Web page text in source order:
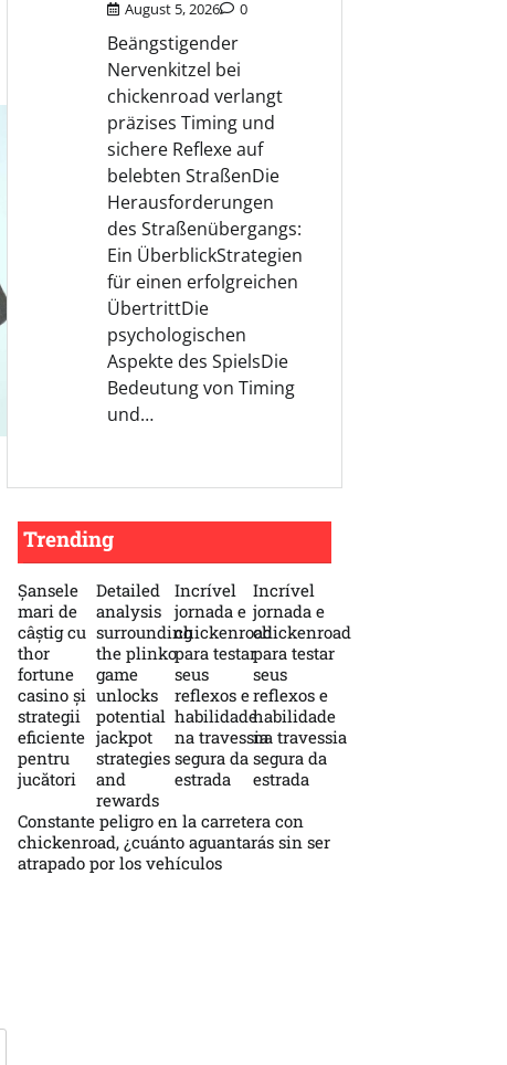
August 5, 2026 0
Beängstigender
Nervenkitzel bei
chickenroad verlangt
präzises Timing und
sichere Reflexe auf
belebten StraßenDie
Herausforderungen
des Straßenübergangs:
Ein ÜberblickStrategien
für einen erfolgreichen
ÜbertrittDie
psychologischen
Aspekte des SpielsDie
Bedeutung von Timing
und…
Trending
Șansele
mari de
câștig cu
thor
fortune
casino și
strategii
eficiente
pentru
jucători
Detailed
analysis
surrounding
the plinko
game
unlocks
potential
jackpot
strategies
and
rewards
Incrível
jornada e
chickenroad
para testar
seus
reflexos e
habilidade
na travessia
segura da
estrada
Incrível
jornada e
chickenroad
para testar
seus
reflexos e
habilidade
na travessia
segura da
estrada
Constante peligro en la carretera con
chickenroad, ¿cuánto aguantarás sin ser
atrapado por los vehículos